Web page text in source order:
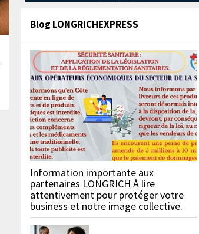
Blog LONGRICHEXPRESS
Information importante aux
partenaires LONGRICH À lire
attentivement pour protéger votre
business et notre image collective.